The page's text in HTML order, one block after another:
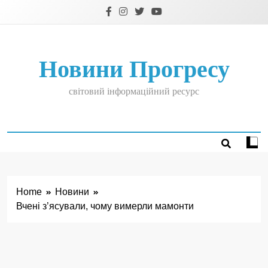
Новини Прогресу
світовий інформаційний ресурс
Home
Новини
Вчені з’ясували, чому вимерли мамонти